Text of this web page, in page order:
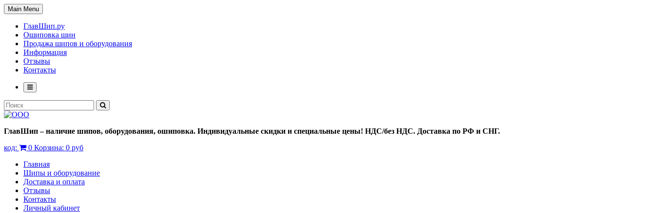
Main Menu
ГлавШип.ру
Ошиповка шин
Продажа шипов и оборудования
Информация
Отзывы
Контакты
ГлавШип – наличие шипов, оборудования, ошиповка. Индивидуальные скидки и специальные цены! НДС/без НДС. Доставка по РФ и СНГ.
код:
0 Корзина: 0 руб
Главная
Шипы и оборудование
Доставка и оплата
Отзывы
Контакты
Личный кабинет